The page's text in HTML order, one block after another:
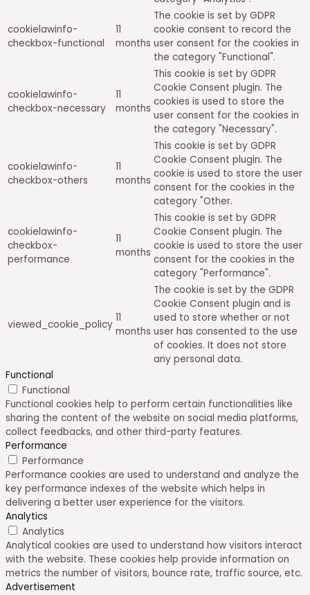
cookielawinfo-
checkbox-functional
11
months
The cookie is set by GDPR
cookie consent to record the
user consent for the cookies in
the category "Functional".
cookielawinfo-
checkbox-necessary
11
months
This cookie is set by GDPR
Cookie Consent plugin. The
cookies is used to store the
user consent for the cookies in
the category "Necessary".
cookielawinfo-
checkbox-others
11
months
This cookie is set by GDPR
Cookie Consent plugin. The
cookie is used to store the user
consent for the cookies in the
category "Other.
cookielawinfo-
checkbox-
performance
11
months
This cookie is set by GDPR
Cookie Consent plugin. The
cookie is used to store the user
consent for the cookies in the
category "Performance".
viewed_cookie_policy
11
months
The cookie is set by the GDPR
Cookie Consent plugin and is
used to store whether or not
user has consented to the use
of cookies. It does not store
any personal data.
Functional
Functional
Functional cookies help to perform certain functionalities like
sharing the content of the website on social media platforms,
collect feedbacks, and other third-party features.
Performance
Performance
Performance cookies are used to understand and analyze the
key performance indexes of the website which helps in
delivering a better user experience for the visitors.
Analytics
Analytics
Analytical cookies are used to understand how visitors interact
with the website. These cookies help provide information on
metrics the number of visitors, bounce rate, traffic source, etc.
Advertisement